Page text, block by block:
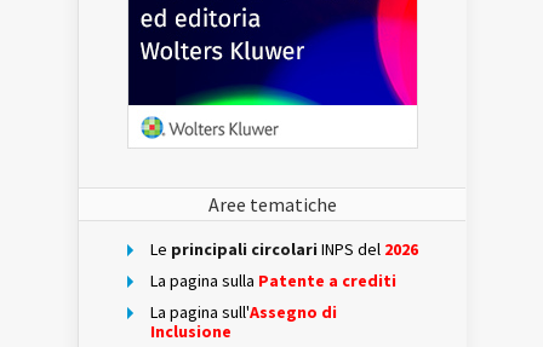
Aree tematiche
Le principali circolari INPS del 2026
La pagina sulla Patente a crediti
La pagina sull'Assegno di
Inclusione